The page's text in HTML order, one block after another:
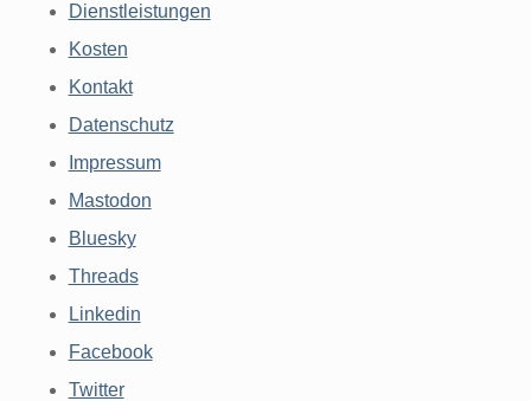
Dienstleistungen
Kosten
Kontakt
Datenschutz
Impressum
Mastodon
Bluesky
Threads
Linkedin
Facebook
Twitter